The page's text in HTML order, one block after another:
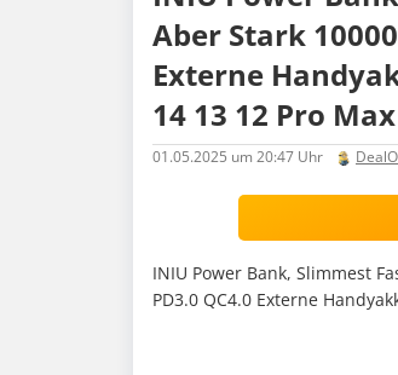
Aber Stark
Externe
14 13 12 Pro
01.05.2025 um 20:47 Uhr
INIU Power Bank, Slimmest
PD3.0 QC4.0 Externe